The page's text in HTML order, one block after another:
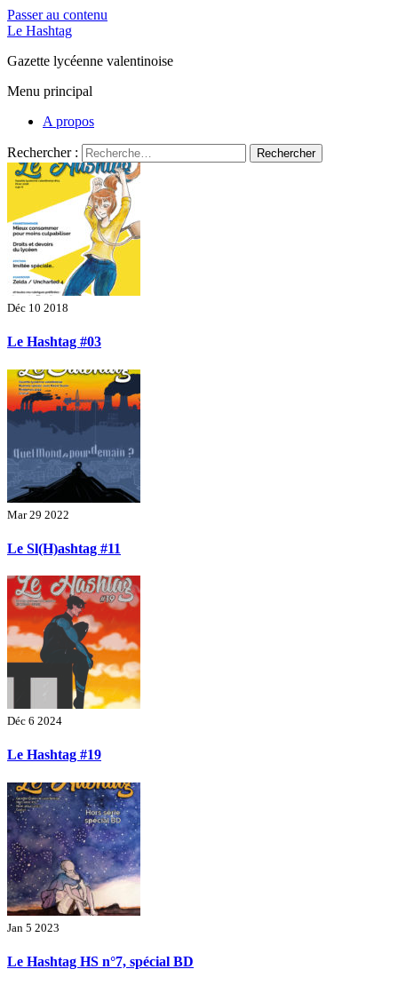
Passer au contenu
Le Hashtag
Gazette lycéenne valentinoise
Menu principal
A propos
Rechercher :
Déc 10 2018
Le Hashtag #03
Mar 29 2022
Le Sl(H)ashtag #11
Déc 6 2024
Le Hashtag #19
Jan 5 2023
Le Hashtag HS n°7, spécial BD